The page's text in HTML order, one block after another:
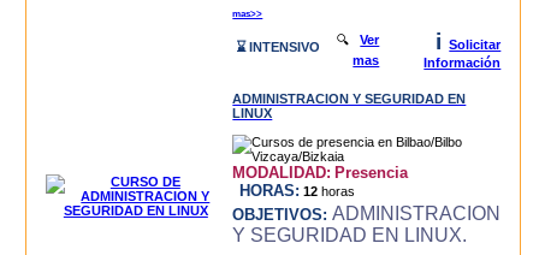
mas>>
⌛ INTENSIVO 🔍Ver
mas
i
Solicitar
Información
ADMINISTRACION Y SEGURIDAD EN
LINUX
MODALIDAD: Presencia
HORAS: 12 horas
OBJETIVOS: ADMINISTRACION
Y SEGURIDAD EN LINUX.